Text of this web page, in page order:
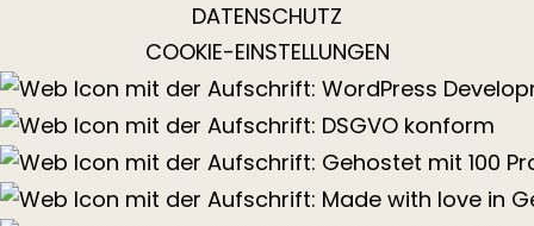
DATENSCHUTZ
COOKIE-EINSTELLUNGEN